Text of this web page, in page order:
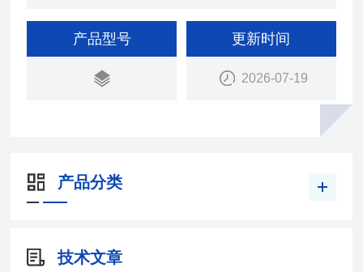
DB 由水、果糖、还原剂构成。
产品型号 更新时间
2026-07-19
产品分类
技术文章